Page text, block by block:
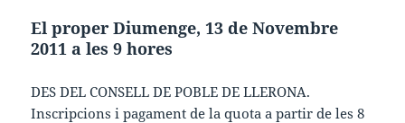
El proper Diumenge, 13 de Novembre
2011 a les 9 hores
DES DEL CONSELL DE POBLE DE LLERONA.
Inscripcions i pagament de la quota a partir de les 8